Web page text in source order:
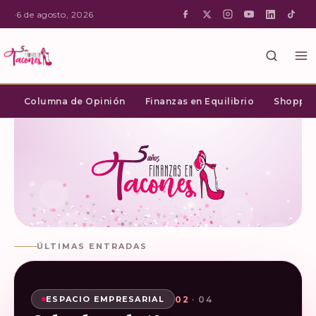
·6 de agosto, 2026
Columna de Opinión Finanzas en Equilibrio
ÚLTIMAS ENTRADAS
SHOPPING INTELIGENTE 01 · 04
ESPACIO EMPRESARIAL 02 · 04
ESPACIO EMPRESARIAL 03 · 04
ESPACIO EMPRESARIAL 04 · 04